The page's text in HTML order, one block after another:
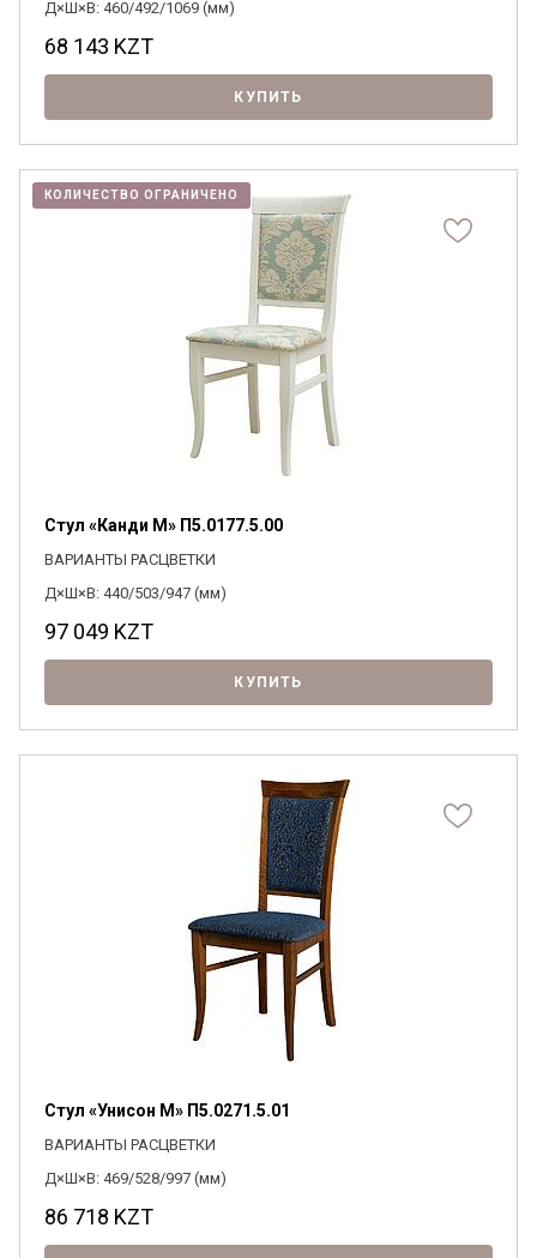
Д×Ш×В: 460/492/1069 (мм)
68 143 KZT
КУПИТЬ
КОЛИЧЕСТВО ОГРАНИЧЕНО
Стул «Канди М» П5.0177.5.00
ВАРИАНТЫ РАСЦВЕТКИ
Д×Ш×В: 440/503/947 (мм)
97 049 KZT
КУПИТЬ
Стул «Унисон М» П5.0271.5.01
ВАРИАНТЫ РАСЦВЕТКИ
Д×Ш×В: 469/528/997 (мм)
86 718 KZT